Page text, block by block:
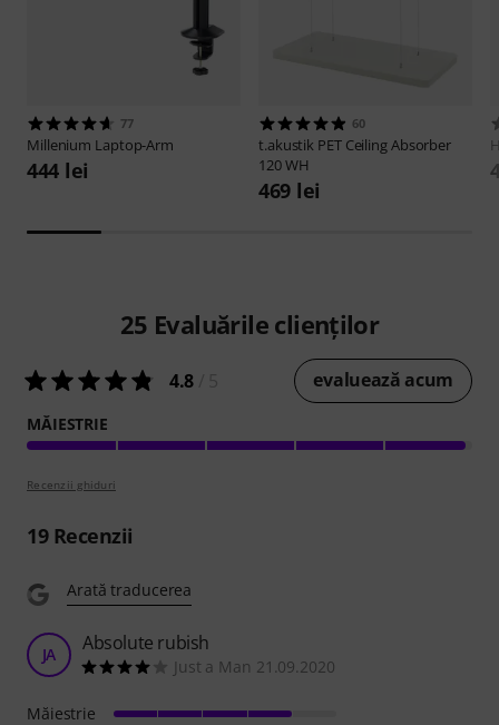
77
Millenium Laptop-Arm
444 lei
60
t.akustik PET Ceiling Absorber
120 WH
469 lei
25 Evaluările clienților
4.8 evaluează acum
MĂIESTRIE
Recenzii ghiduri
19Recenzii
Arată traducerea
JA Absolute rubish
Just a Man 21.09.2020
Măiestrie